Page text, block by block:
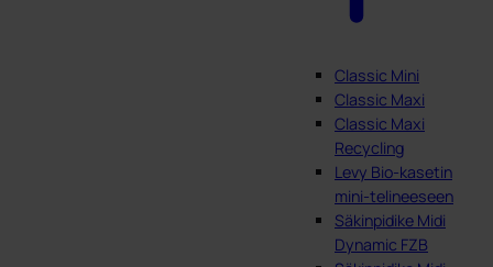
Classic Mini
Classic Maxi
Classic Maxi
Recycling
Levy Bio-kasetin
mini-telineeseen
Säkinpidike Midi
Dynamic FZB